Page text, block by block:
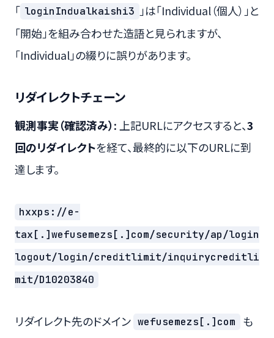
「 loginIndualkaishi3
」は「Individual（個人）」と
「開始」を組み合わせた造語と見られますが、
「Individual」の綴りに誤りがあります。
リダイレクトチェーン
観測事実（確認済み）: 上記URLにアクセスすると、3
回のリダイレクトを経て、最終的に以下のURLに到
達します。
hxxps://e-
tax[.]wefusemezs[.]com/security/ap/login
logout/login/creditlimit/inquirycreditli
mit/D10203840
リダイレクト先のドメイン wefusemezs[.]com
も